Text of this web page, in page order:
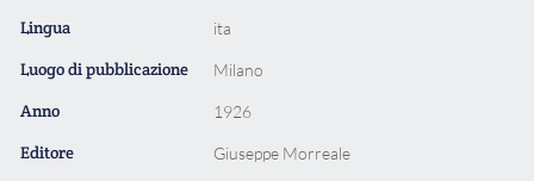
Lingua ita
Luogo di pubblicazione Milano
Anno 1926
Editore Giuseppe Morreale